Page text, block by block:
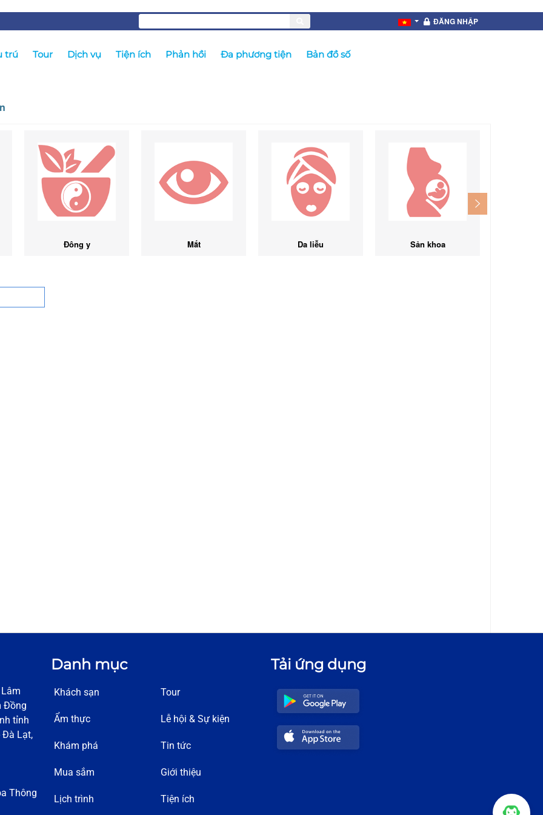
ĐĂNG NHẬP
trú Tour Dịch vụ Tiện ích Phản hồi Đa phương tiện Bản đồ số
Đông y Mắt Da liễu Sản khoa
Đồng
tỉnh
Đà Lạt,
Thông
Danh mục
Khách sạn
Ẩm thực
Khám phá
Mua sắm
Lịch trình
Tour
Lễ hội & Sự kiện
Tin tức
Giới thiệu
Tiện ích
Tải ứng dụng